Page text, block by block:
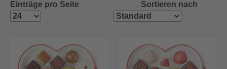
Einträge pro Seite
Sortieren nach